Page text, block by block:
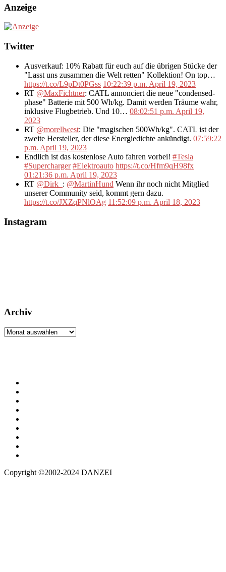
Anzeige
Twitter
Ausverkauf: 10% Rabatt für euch auf die übrigen Stücke der
"Lasst uns zusammen die Welt retten" Kollektion! On top…
https://t.co/L9pDt0PGss 10:22:39 p.m. April 19, 2023
RT @MaxFichtner: CATL annonciert die neue "condensed-
phase" Batterie mit 500 Wh/kg. Damit werden Träume wahr,
inklusive Flugbetrieb. Und 10… 08:02:51 p.m. April 19,
2023
RT @morellwest: Die "magischen 500Wh/kg". CATL ist der
zweite Hersteller, der diese Energiedichte ankündigt. 07:59:22
p.m. April 19, 2023
Endlich ist das kostenlose Auto fahren vorbei! #Tesla
#Supercharger #Elektroauto https://t.co/Hfm9qH98fx
01:21:36 p.m. April 19, 2023
RT @Dirk_ : @MartinHund Wenn ihr noch nicht Mitglied
unserer Community seid, kommt gern dazu.
https://t.co/JXZqPNlOAg 11:52:09 p.m. April 18, 2023
Instagram
Archiv
Archiv
Copyright ©2002-2024 DANZEI